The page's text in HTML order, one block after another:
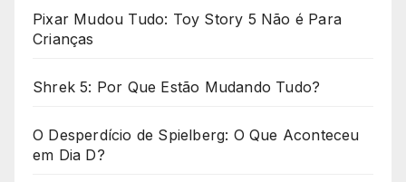
Pixar Mudou Tudo: Toy Story 5 Não é Para
Crianças
Shrek 5: Por Que Estão Mudando Tudo?
O Desperdício de Spielberg: O Que Aconteceu
em Dia D?